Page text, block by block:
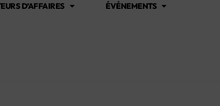
D’AFFAIRES ÉVÉNEMENTS